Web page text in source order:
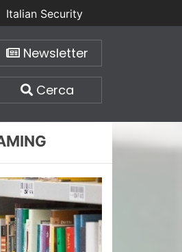
Italian Security
Newsletter
Cerca